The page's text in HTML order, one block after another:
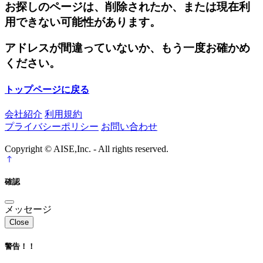
お探しのページは、削除されたか、または現在利
用できない可能性があります。
アドレスが間違っていないか、もう一度お確かめ
ください。
トップページに戻る
会社紹介 利用規約
プライバシーポリシー お問い合わせ
Copyright © AISE,Inc. - All rights reserved.
確認
メッセージ
Close
警告！！